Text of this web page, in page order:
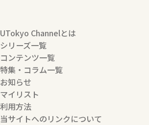
UTokyo Channelとは
シリーズ一覧
コンテンツ一覧
特集・コラム一覧
お知らせ
マイリスト
利用方法
当サイトへのリンクについて